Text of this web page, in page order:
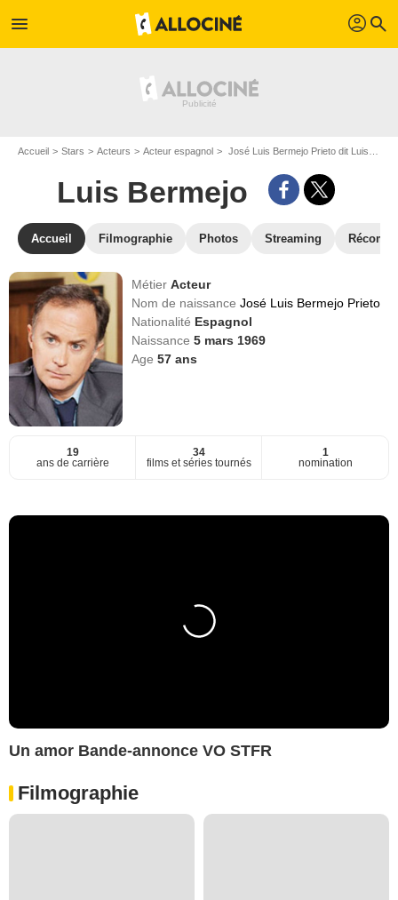
menu profil search
Accueil Stars Acteurs Acteur espagnol José Luis Bermejo Prieto dit Luis Bermejo
Luis Bermejo
Accueil Filmographie Photos Streaming
MétierActeur
Nom de naissanceJosé Luis Bermejo Prieto
Nationalité Espagnol
Naissance5 mars 1969
Age57 ans
19
ans de carrière
34
films et séries tournés
1
nomination
Un amor Bande-annonce VO STFR
Filmographie